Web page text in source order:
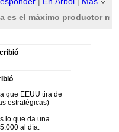
es el máximo productor
que EEUU tira de
estratégicas)
lo que da una
al día.